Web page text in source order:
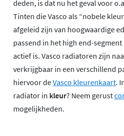
deden, is dat nu het geval voor
Tinten die Vasco als “nobele
afgeleid zijn van hoogwaardige
passend in het high end-
actief is. Vasco radiatoren zijn
verkrijgbaar in een verschillend
hiervoor deVasco kleurenkaart.
radiator in kleur? Neem gerust
mogelijkheden.